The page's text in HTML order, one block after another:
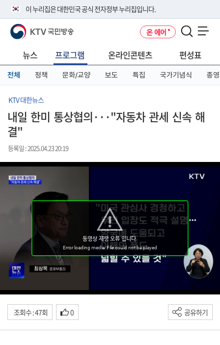
이 누리집은 대한민국 공식 전자정부 누리집입니다.
공식 누리집 주소 확인하기
니다.
이밖에 or.kr 또는 .kr등 다른 도메인 주소를 사용하고 있다면 아래 URL에
서 도메인 주소를 확인해 보세요
KTV 국민방송 온 에어
뉴스 프로그램 온라인콘텐츠 편성표
전체 정책 문화/교양 보도 특집 국가기념식 종영
KTV 대한뉴스
내일 한미 통상협의···"자동차 관세 신속 해
결"
등록일 : 2025.04.23 20:19
조회수 : 47회 0 공유하기